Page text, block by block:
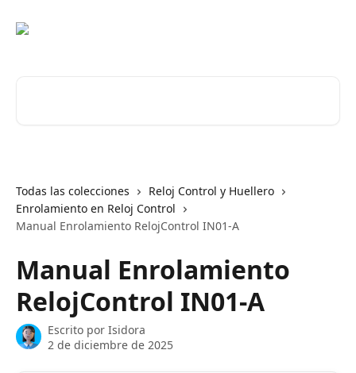
Todas las colecciones
Reloj Control y Huellero
Enrolamiento en Reloj Control
Manual Enrolamiento RelojControl IN01-A
Manual Enrolamiento
RelojControl IN01-A
Escrito por Isidora
2 de diciembre de 2025